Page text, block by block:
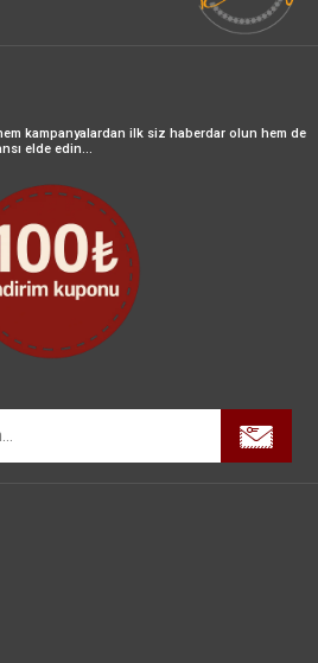
kampanyalardan ilk siz haberdar olun hem de
elde edin...